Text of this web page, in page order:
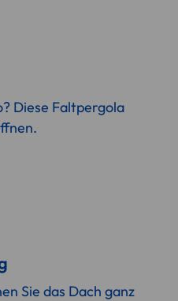
Diese Faltpergola
Sie das Dach ganz